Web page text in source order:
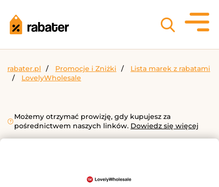
rabater.pl Promocje i Zniżki
Lista marek z rabatami
LovelyWholesale
Możemy otrzymać prowizję, gdy kupujesz za
pośrednictwem naszych linków. Dowiedz się więcej